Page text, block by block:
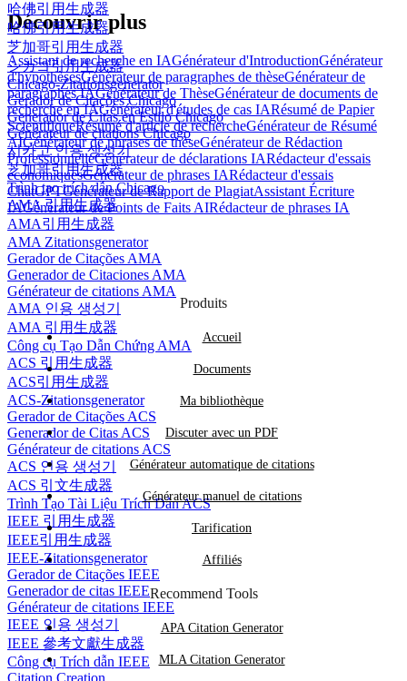
哈佛引用生成器
哈佛引用生成器
芝加哥引用生成器
シカゴ引用生成器
Chicago-Zitationsgenerator
Gerador de Citações Chicago
Generador de Citas en Estilo Chicago
Générateur de citations Chicago
시카고 인용 생성기
芝加哥引用生成器
Trình tạo trích dẫn Chicago
AMA 引用生成器
AMA引用生成器
AMA Zitationsgenerator
Gerador de Citações AMA
Generador de Citaciones AMA
Générateur de citations AMA
AMA 인용 생성기
AMA 引用生成器
Công cụ Tạo Dẫn Chứng AMA
ACS 引用生成器
ACS引用生成器
ACS-Zitationsgenerator
Gerador de Citações ACS
Generador de Citas ACS
Générateur de citations ACS
ACS 인용 생성기
ACS 引文生成器
Trình Tạo Tài Liệu Trích Dẫn ACS
IEEE 引用生成器
IEEE引用生成器
IEEE-Zitationsgenerator
Gerador de Citações IEEE
Generador de citas IEEE
Générateur de citations IEEE
IEEE 인용 생성기
IEEE 參考文獻生成器
Công cụ Trích dẫn IEEE
Citation Creation
Découvrir plus
Assistant de recherche en IAGénérateur d'IntroductionGénérateur
d'hypothèsesGénérateur de paragraphes de thèseGénérateur de
paragraphes IAGénérateur de ThèseGénérateur de documents de
recherche en IAGénérateur d'études de cas IARésumé de Papier
ScientifiqueRésumé d'article de rechercheGénérateur de Résumé
AIGénérateur de phrases de thèseGénérateur de Rédaction
ProfessionnelleGénérateur de déclarations IARédacteur d'essais
économiquesGénérateur de phrases IARédacteur d'essais
ChatGPTGénérateur de Rapport de PlagiatAssistant Écriture
IAGénérateur de Points de Faits AIRédacteur de phrases IA
Produits
Accueil
Documents
Ma bibliothèque
Discuter avec un PDF
Générateur automatique de citations
Générateur manuel de citations
Tarification
Affiliés
Recommend Tools
APA Citation Generator
MLA Citation Generator